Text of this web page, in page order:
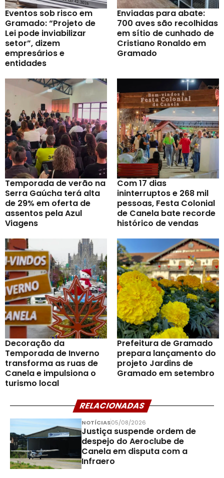
Eventos sob risco em
Gramado: “Projeto de
Lei pode inviabilizar
setor”, dizem
empresários e
entidades
Enviadas para abate:
700 aves são recolhidas
em sítio de cunhado de
Cristiano Ronaldo em
Gramado
Temporada de verão na
Serra Gaúcha terá alta
de 29% em oferta de
assentos pela Azul
Viagens
Com 17 dias
ininterruptos e 268 mil
pessoas, Festa Colonial
de Canela bate recorde
histórico de vendas
Decoração da
Temporada de Inverno
transforma as ruas de
Canela e impulsiona o
turismo local
Prefeitura de Gramado
prepara lançamento do
projeto Jardins de
Gramado em setembro
RELACIONADAS
NOTÍCIAS05/08/2026
Justiça suspende ordem de
despejo do Aeroclube de
Canela em disputa com a
Infraero